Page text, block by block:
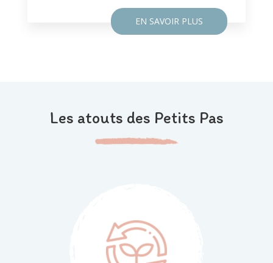
EN SAVOIR PLUS
Les atouts des Petits Pas